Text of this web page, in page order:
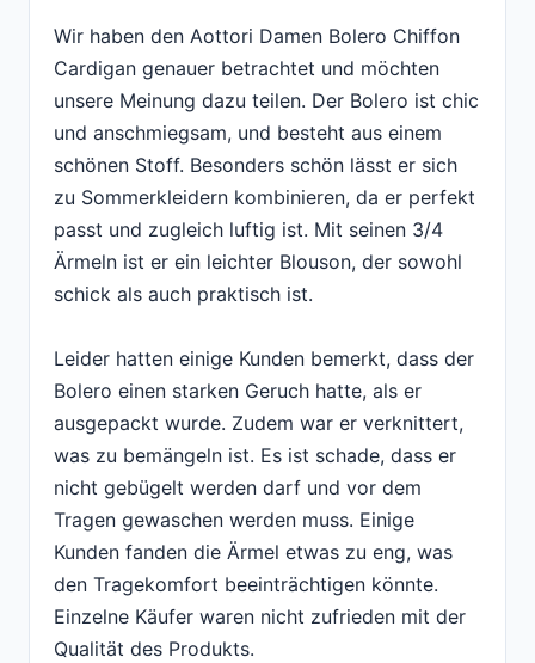
Wir haben den Aottori Damen Bolero Chiffon
Cardigan genauer betrachtet und möchten
unsere Meinung dazu teilen. Der Bolero ist chic
und anschmiegsam, und besteht aus einem
schönen Stoff. Besonders schön lässt er sich
zu Sommerkleidern kombinieren, da er perfekt
passt und zugleich luftig ist. Mit seinen 3/4
Ärmeln ist er ein leichter Blouson, der sowohl
schick als auch praktisch ist.
Leider hatten einige Kunden bemerkt, dass der
Bolero einen starken Geruch hatte, als er
ausgepackt wurde. Zudem war er verknittert,
was zu bemängeln ist. Es ist schade, dass er
nicht gebügelt werden darf und vor dem
Tragen gewaschen werden muss. Einige
Kunden fanden die Ärmel etwas zu eng, was
den Tragekomfort beeinträchtigen könnte.
Einzelne Käufer waren nicht zufrieden mit der
Qualität des Produkts.